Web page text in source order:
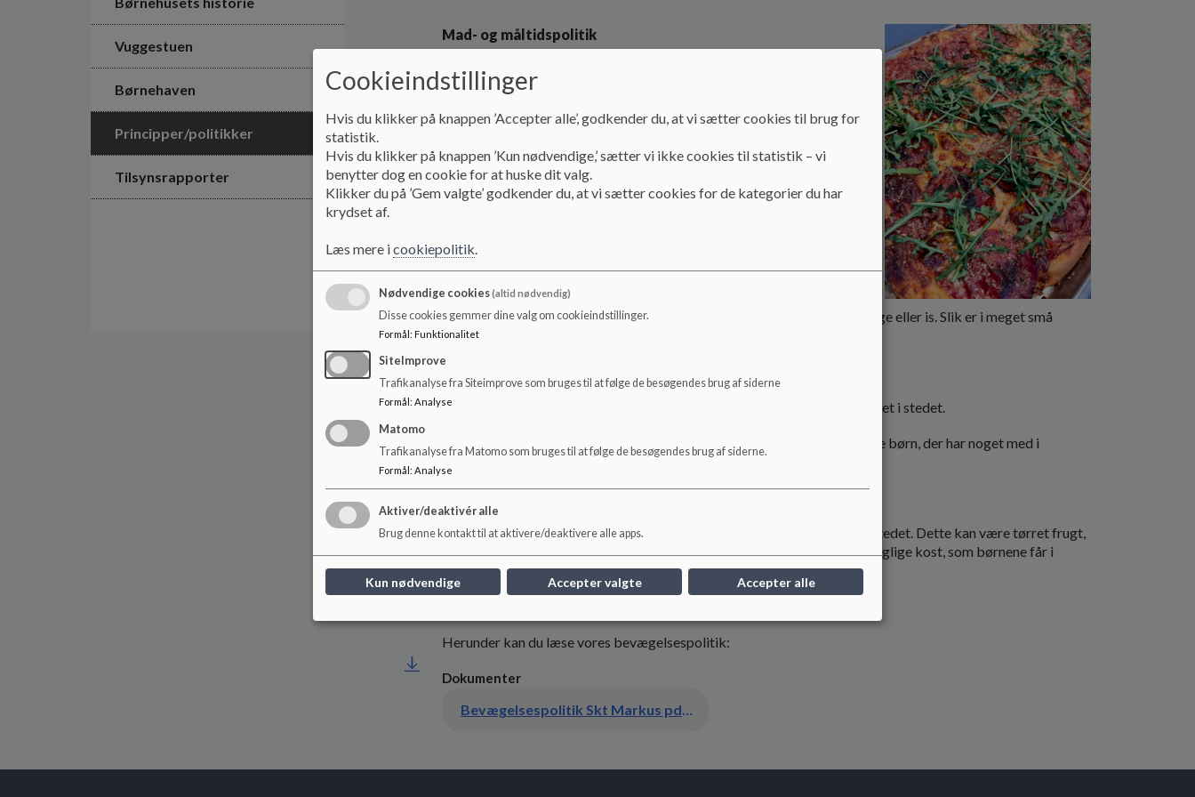
Vuggestuen
Børnehaven
Principper/politikker
Tilsynsrapporter
Mad- og måltidspolitik
politikker. Dette medførte, at vi lavede en politik, som vi gennemgår på
forældremøder, og vores forældrebestyrelse og personalegruppe synes,
det har været en rigtig god proces.
Vi synes vores børngenerelt har rigtig gode madpakkermed i
børnehaven, men i forbindelse med arrangementer som fødselsdag osv.
har der været rigtig meget, vi skulle drøfte.
Vores kaffekagedage
Fødselsdage: Der bliver serveret et sundt måltid mad og enten en lagkage eller is. Slik er i meget små
mængder.
Morgenmad : Ingen sukker på bordet - vi vil gerne tilbyde rosiner og andet i stedet.
Madpakken
: Vi er til stadighed i dialog med forældrene, hvis der er nogle børn, der har noget med i
madpakken, som vi synes man skal justere.
Vuggestuens daglige mad: Vi har fjernet sukker og fundet alternativ i stedet. Dette kan være tørret frugt,
mos osv. til grød. Ellers synes vi ikke, vi har haft lyst til at ændre på den daglige kost, som børnene får i
vuggestuen.
Herunder kan du læse vores bevægelsespolitik:
Dokumenter
Cookieindstillinger
Hvis du klikker på knappen ’Accepter alle’, godkender du, at vi sætter cookies til brug for
statistik.
Hvis du klikker på knappen ’Kun nødvendige,’ sætter vi ikke cookies til statistik – vi
benytter dog en cookie for at huske dit valg.
Klikker du på ’Gem valgte’ godkender du, at vi sætter cookies for de kategorier du har
krydset af.
Læs mere icookiepolitik.
Nødvendige cookies(altid nødvendig)
Disse cookies gemmer dine valg om cookieindstillinger.
Formål: Funktionalitet
SiteImprove
Trafikanalyse fra Siteimprove som bruges til at følge de besøgendes brug af siderne
Formål : Analyse
Matomo
Trafikanalyse fra Matomo som bruges til at følge de besøgendes brug af siderne.
Formål : Analyse
Aktiver/deaktivér alle
Brug denne kontakt til at aktivere/deaktivere alle apps.
Kun nødvendige Accepter valgte Accepter alle